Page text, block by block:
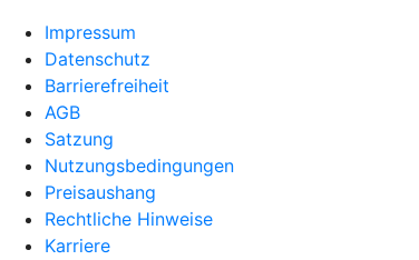
Impressum
Datenschutz
Barrierefreiheit
AGB
Satzung
Nutzungsbedingungen
Preisaushang
Rechtliche Hinweise
Karriere